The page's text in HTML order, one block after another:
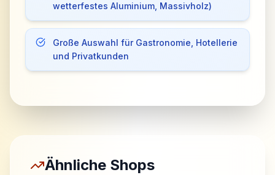
wetterfestes Aluminium, Massivholz)
Große Auswahl für Gastronomie, Hotellerie
und Privatkunden
Ähnliche Shops